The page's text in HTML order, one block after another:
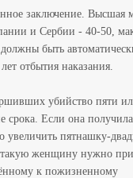
заключение. Высшая
и Сербии - 40-50,
быть
отбытия наказания.
убийство пяти
Если она
увеличить пятнашку-
такую женщину нужно
к пожизненному